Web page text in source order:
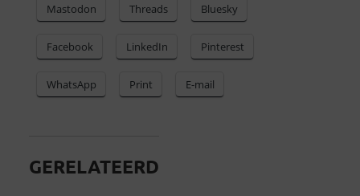
Mastodon Threads Bluesky
Facebook LinkedIn Pinterest
WhatsApp Print E-mail
GERELATEERD